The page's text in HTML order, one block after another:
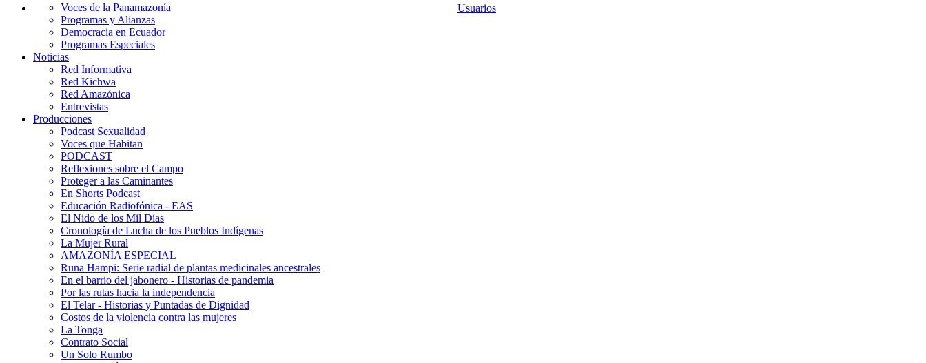
Usuarios
Voces de la Panamazonía
Programas y Alianzas
Democracia en Ecuador
Programas Especiales
Noticias
Red Informativa
Red Kichwa
Red Amazónica
Entrevistas
Producciones
Podcast Sexualidad
Voces que Habitan
PODCAST
Reflexiones sobre el Campo
Proteger a las Caminantes
En Shorts Podcast
Educación Radiofónica - EAS
El Nido de los Mil Días
Cronología de Lucha de los Pueblos Indígenas
La Mujer Rural
AMAZONÍA ESPECIAL
Runa Hampi: Serie radial de plantas medicinales ancestrales
En el barrio del jabonero - Historias de pandemia
Por las rutas hacia la independencia
El Telar - Historias y Puntadas de Dignidad
Costos de la violencia contra las mujeres
La Tonga
Contrato Social
Un Solo Rumbo